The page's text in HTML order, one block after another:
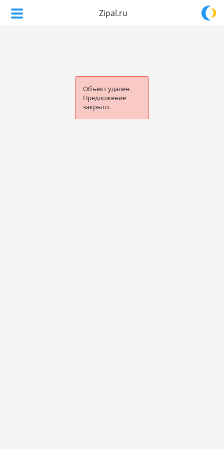
Zipal.ru
Объект удален.
Предложение
закрыто.